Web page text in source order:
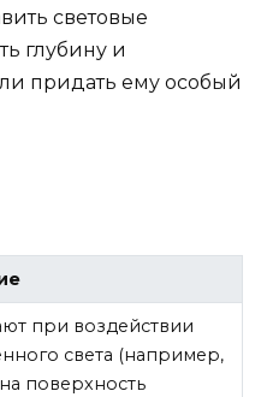
световые
глубину и
придать ему особый
при воздействии
света (например,
поверхность